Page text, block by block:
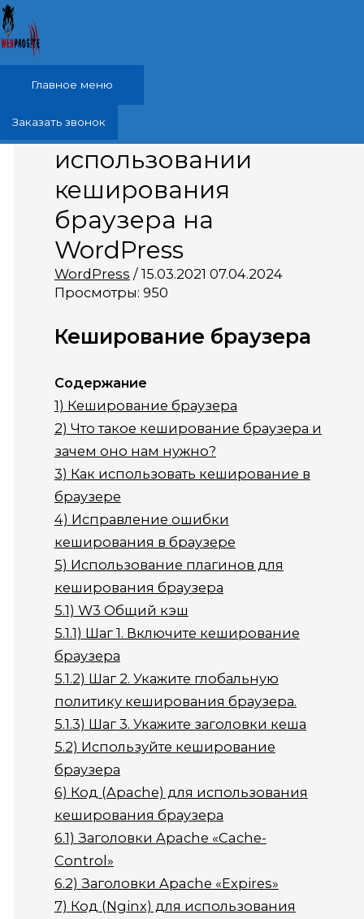
Перейти к содержимому
Главное меню
Заказать звонок
Все, что нужно об
использовании
кеширования
браузера на
WordPress
WordPress / 15.03.2021 07.04.2024
Просмотры: 950
Кеширование браузера
Содержание
1) Кеширование браузера
2) Что такое кеширование браузера и
зачем оно нам нужно?
3) Как использовать кеширование в
браузере
4) Исправление ошибки
кеширования в браузере
5) Использование плагинов для
кеширования браузера
5.1) W3 Общий кэш
5.1.1) Шаг 1. Включите кеширование
браузера
5.1.2) Шаг 2. Укажите глобальную
политику кеширования браузера.
5.1.3) Шаг 3. Укажите заголовки кеша
5.2) Используйте кеширование
браузера
6) Код (Apache) для использования
кеширования браузера
6.1) Заголовки Apache «Cache-
Control»
6.2) Заголовки Apache «Expires»
7) Код (Nginx) для использования